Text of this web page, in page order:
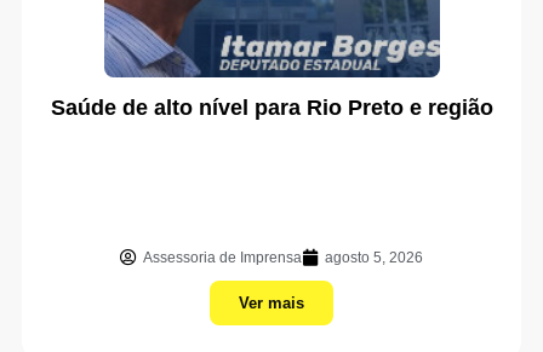
Saúde de alto nível para Rio Preto e região
Assessoria de Imprensa agosto 5, 2026
Ver mais